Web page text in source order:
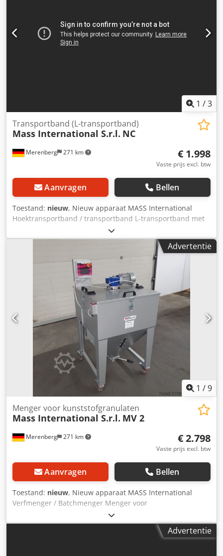
1 /3
Merenberg 271 km
Transportband (L-transportband)
Mass International S.r.l. NC
€ 1.998
Vaste prijs excl. btw
Aanvragen Bellen
Toestand: nieuw, Nieuw apparaat MASS International
Hoektransportband / transportband L-transportband met
vaste hoek van 35° Op korte termijn leverbaar MASS
International Hoektransportband NC1 Transportband met
vaste hoek en opvangplaten in het invoergedeelte
Voorbeeld zoals afgebeeld: NC 1 Invoergedeelte 600 mm
Stijggedeelte 1300 mm Nuttige breedte 250 mm
Buitenbreedte 305 mm (zonder motor) Hoogte-uitvoer
verstelbaar van 750 - 1050 mm Vaste hoek tussen invoer-
en stijggedeelte Hellingshoek variabel instelbaar
Codpfohm Axgsx Amyeha Dwarslat hoogte 30 mm Afstand
tussen dwarslatten 500 mm Bandsnelheid 3 m/min Mobiel
op zwenkbare stopwielen Optioneel: Andere afmetingen
zie standaard leverlijst Afmetingen op klantspecificatie
FDA-conforme band Aangepaste bandsnelheid etc.
Advertentie
1 /9
Merenberg 271 km
Menger voor kunststofgranulaten
Mass International S.r.l. MV 2
€ 2.798
Vaste prijs excl. btw
Aanvragen Bellen
Toestand: nieuw, Nieuw apparaat MASS International
Verfmenger / Batchmenger Menger voor
kunststofgranulaat Op korte termijn leverbaar uit voorraad
Voorbeeld: Menger MV 2 Stalen uitvoering Inhoud 200 liter
/ 120 kg granulaat Lengte 700 mm Breedte 700 mm Hoogte
Advertentie